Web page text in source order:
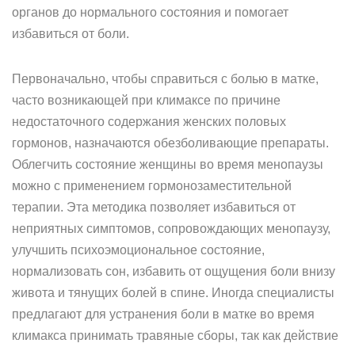
органов до нормального состояния и помогает
избавиться от боли.
Первоначально, чтобы справиться с болью в матке,
часто возникающей при климаксе по причине
недостаточного содержания женских половых
гормонов, назначаются обезболивающие препараты.
Облегчить состояние женщины во время менопаузы
можно с применением гормонозаместительной
терапии. Эта методика позволяет избавиться от
неприятных симптомов, сопровождающих менопаузу,
улучшить психоэмоциональное состояние,
нормализовать сон, избавить от ощущения боли внизу
живота и тянущих болей в спине. Иногда специалисты
предлагают для устранения боли в матке во время
климакса принимать травяные сборы, так как действие